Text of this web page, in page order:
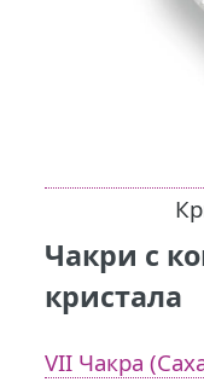
Чакри с
кристала
VII Чакра